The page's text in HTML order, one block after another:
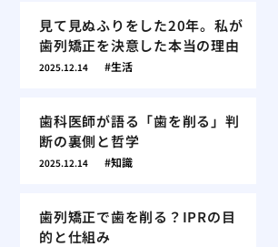
見て見ぬふりをした20年。私が
歯列矯正を決意した本当の理由
2025.12.14 生活
歯科医師が語る「歯を削る」判
断の裏側と哲学
2025.12.14 知識
歯列矯正で歯を削る？IPRの目
的と仕組み